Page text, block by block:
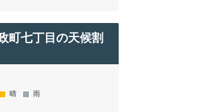
町七丁目の天候割